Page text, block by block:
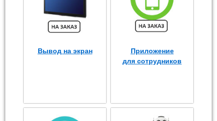
Вывод на экран
Приложение
для сотрудников